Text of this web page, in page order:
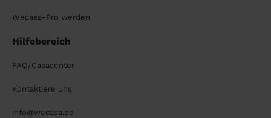
Wecasa-Pro werden
Hilfebereich
FAQ/Casacenter
Kontaktiere uns
info@wecasa.de